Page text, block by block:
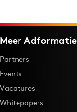
Meer Adformatie
Partners
Events
Vacatures
Whitepapers